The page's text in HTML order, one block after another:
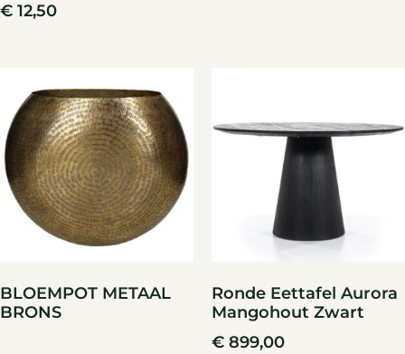
€ 12,50
BLOEMPOT METAAL
BRONS
Ronde Eettafel Aurora
Mangohout Zwart
€ 899,00